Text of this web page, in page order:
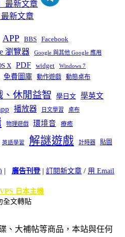
APP BBS Facebook
瀏覽器 Google 與其他 Google 應用
X PDF widget Windows 7
免費圖庫 動作遊戲 動態桌布
、休閒益智 學日文 學英文
播放器 日文學習 桌布
物理遊戲 環境音 療癒
英語學習 解謎遊戲 計時器
貼圖
廣告刊登| 訂閱新文章 / 用 Email
日本主機
全文轉貼
、大補帖等商品，本站與任何